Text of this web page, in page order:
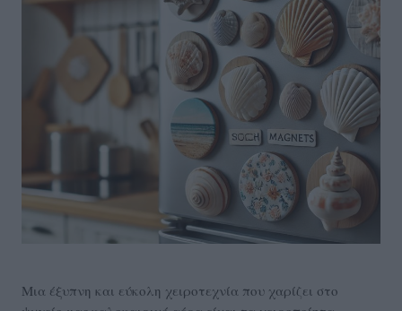
Μια έξυπνη και εύκολη χειροτεχνία που χαρίζει στο